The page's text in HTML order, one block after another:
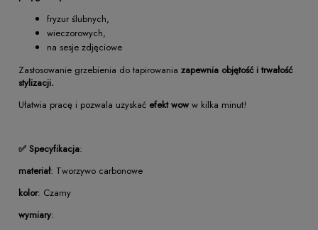
fryzur ślubnych,
wieczorowych,
na sesje zdjęciowe
Zastosowanie grzebienia do tapirowania zapewnia objętość i trwałość
stylizacji.
Ułatwia pracę i pozwala uzyskać efekt wow w kilka minut!
✅ Specyfikacja:
materiał: Tworzywo carbonowe
kolor: Czarny
wymiary: